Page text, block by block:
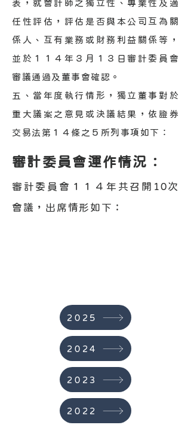
表，就會計師之獨立性、專業性及適
任性評估，評估是否與本公司互為關
係人、互有業務或財務利益關係等，
並於１１４年３月１３日審計委員會
審議通過及董事會確認。
五、當年度執行情形，獨立董事對於
重大議案之意見或決議結果，依證券
交易法第１４條之５所列事項如下：
審計委員會運作情況：
審計委員會１１４年共召開10次
會議，出席情形如下：
2025
2024
2023
2022